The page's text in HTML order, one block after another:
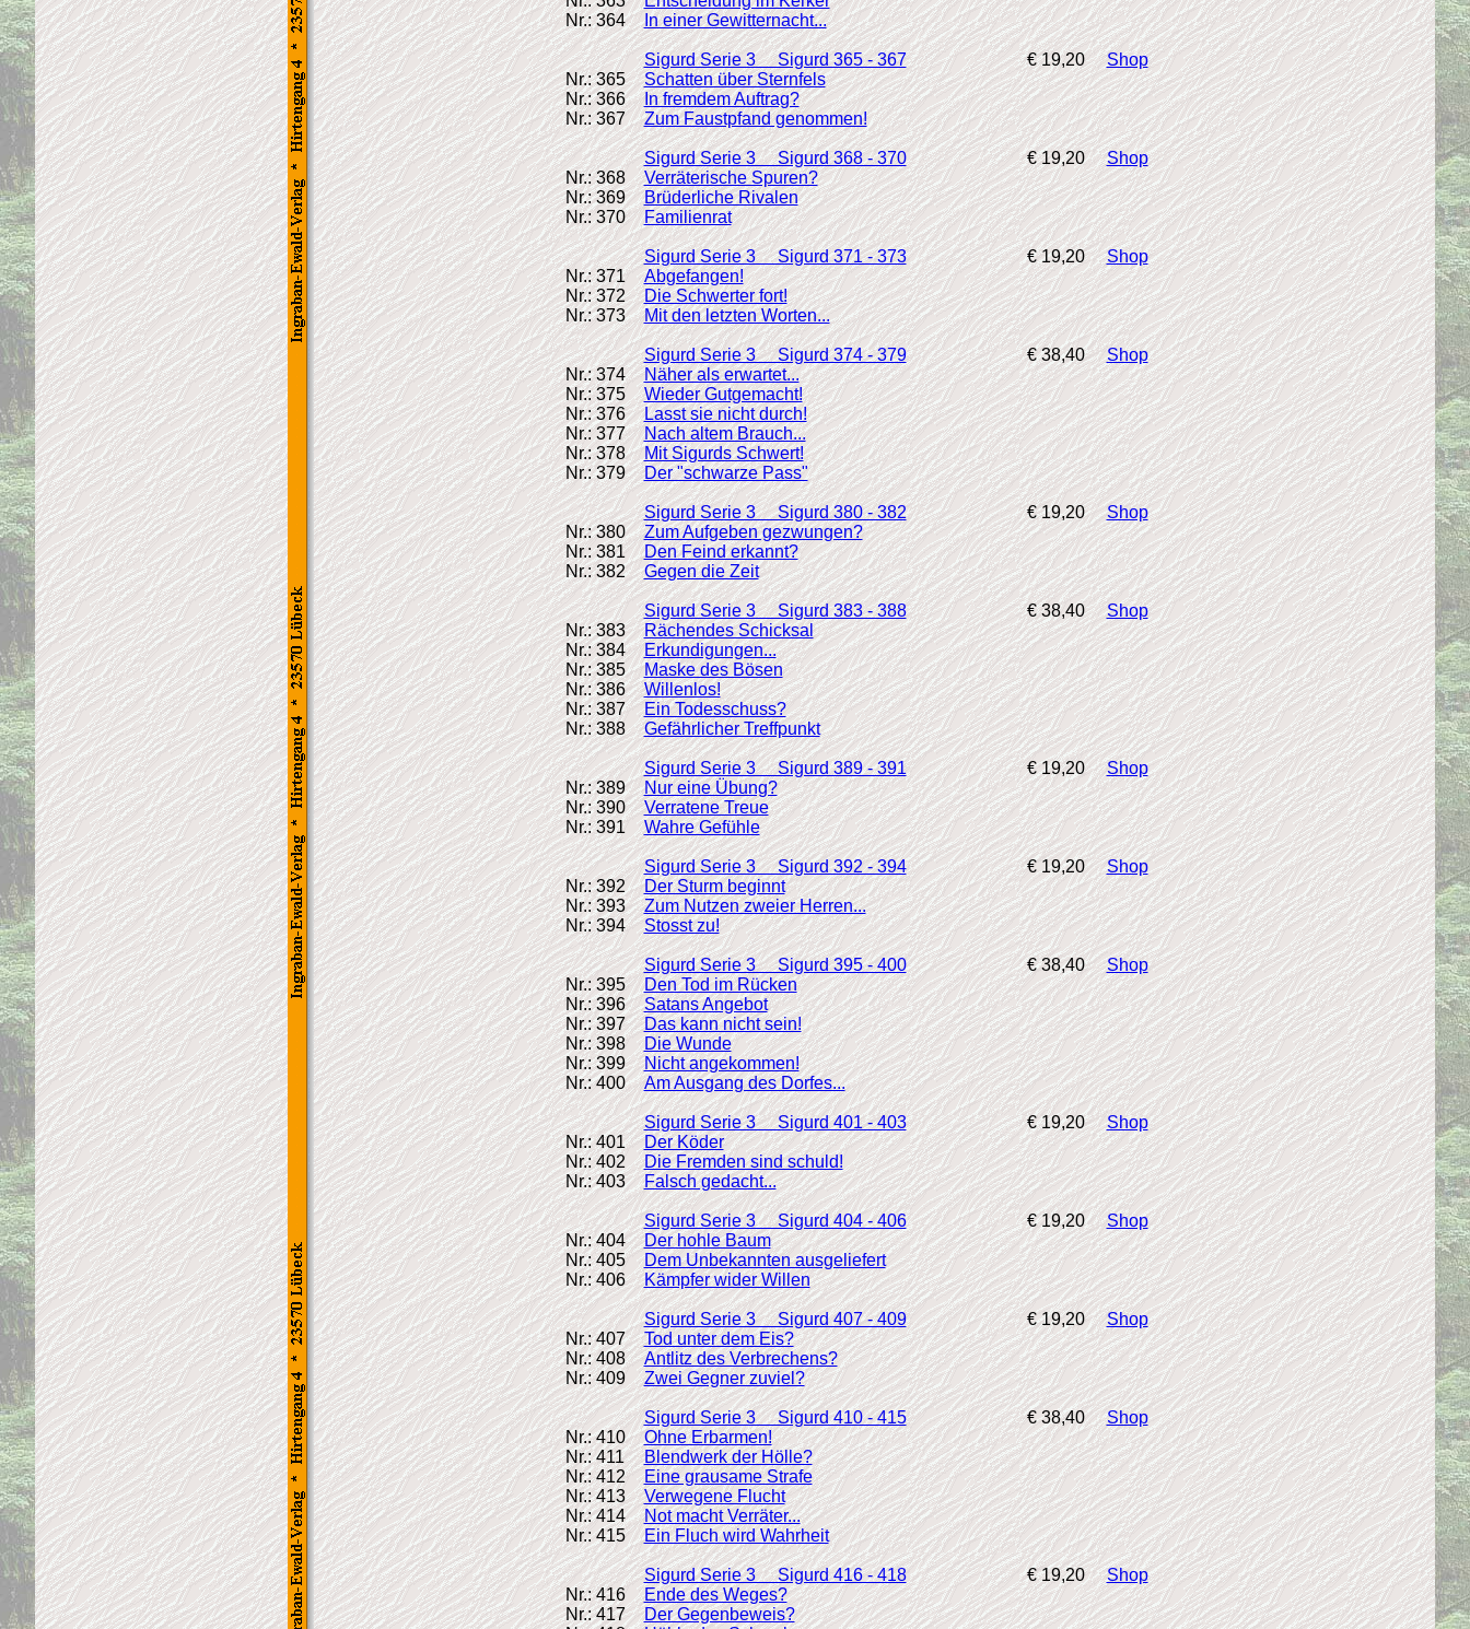
Nr.: 364
In einer Gewitternacht...
Sigurd Serie 3 Sigurd 365 - 367 € 19,20
Shop
Nr.: 365
Schatten über Sternfels
Nr.: 366
In fremdem Auftrag?
Nr.: 367
Zum Faustpfand genommen!
Sigurd Serie 3 Sigurd 368 - 370 € 19,20
Shop
Nr.: 368
Verräterische Spuren?
Nr.: 369
Brüderliche Rivalen
Nr.: 370
Familienrat
Sigurd Serie 3 Sigurd 371 - 373 € 19,20
Shop
Nr.: 371
Abgefangen!
Nr.: 372
Die Schwerter fort!
Nr.: 373
Mit den letzten Worten...
Sigurd Serie 3 Sigurd 374 - 379 € 38,40
Shop
Nr.: 374
Näher als erwartet...
Nr.: 375
Wieder Gutgemacht!
Nr.: 376
Lasst sie nicht durch!
Nr.: 377
Nach altem Brauch...
Nr.: 378
Mit Sigurds Schwert!
Nr.: 379
Der "schwarze Pass"
Sigurd Serie 3 Sigurd 380 - 382 € 19,20
Shop
Nr.: 380
Zum Aufgeben gezwungen?
Nr.: 381
Den Feind erkannt?
Nr.: 382
Gegen die Zeit
Sigurd Serie 3 Sigurd 383 - 388 € 38,40
Shop
Nr.: 383
Rächendes Schicksal
Nr.: 384
Erkundigungen...
Nr.: 385
Maske des Bösen
Nr.: 386
Willenlos!
Nr.: 387
Ein Todesschuss?
Nr.: 388
Gefährlicher Treffpunkt
Sigurd Serie 3 Sigurd 389 - 391 € 19,20
Shop
Nr.: 389
Nur eine Übung?
Nr.: 390
Verratene Treue
Nr.: 391
Wahre Gefühle
Sigurd Serie 3 Sigurd 392 - 394 € 19,20
Shop
Nr.: 392
Der Sturm beginnt
Nr.: 393
Zum Nutzen zweier Herren...
Nr.: 394
Stosst zu!
Sigurd Serie 3 Sigurd 395 - 400 € 38,40
Shop
Nr.: 395
Den Tod im Rücken
Nr.: 396
Satans Angebot
Nr.: 397
Das kann nicht sein!
Nr.: 398
Die Wunde
Nr.: 399
Nicht angekommen!
Nr.: 400
Am Ausgang des Dorfes...
Sigurd Serie 3 Sigurd 401 - 403 € 19,20
Shop
Nr.: 401
Der Köder
Nr.: 402
Die Fremden sind schuld!
Nr.: 403
Falsch gedacht...
Sigurd Serie 3 Sigurd 404 - 406 € 19,20
Shop
Nr.: 404
Der hohle Baum
Nr.: 405
Dem Unbekannten ausgeliefert
Nr.: 406
Kämpfer wider Willen
Sigurd Serie 3 Sigurd 407 - 409 € 19,20
Shop
Nr.: 407
Tod unter dem Eis?
Nr.: 408
Antlitz des Verbrechens?
Nr.: 409
Zwei Gegner zuviel?
Sigurd Serie 3 Sigurd 410 - 415 € 38,40
Shop
Nr.: 410
Ohne Erbarmen!
Nr.: 411
Blendwerk der Hölle?
Nr.: 412
Eine grausame Strafe
Nr.: 413
Verwegene Flucht
Nr.: 414
Not macht Verräter...
Nr.: 415
Ein Fluch wird Wahrheit
Sigurd Serie 3 Sigurd 416 - 418 € 19,20
Shop
Nr.: 416
Ende des Weges?
Nr.: 417
Der Gegenbeweis?